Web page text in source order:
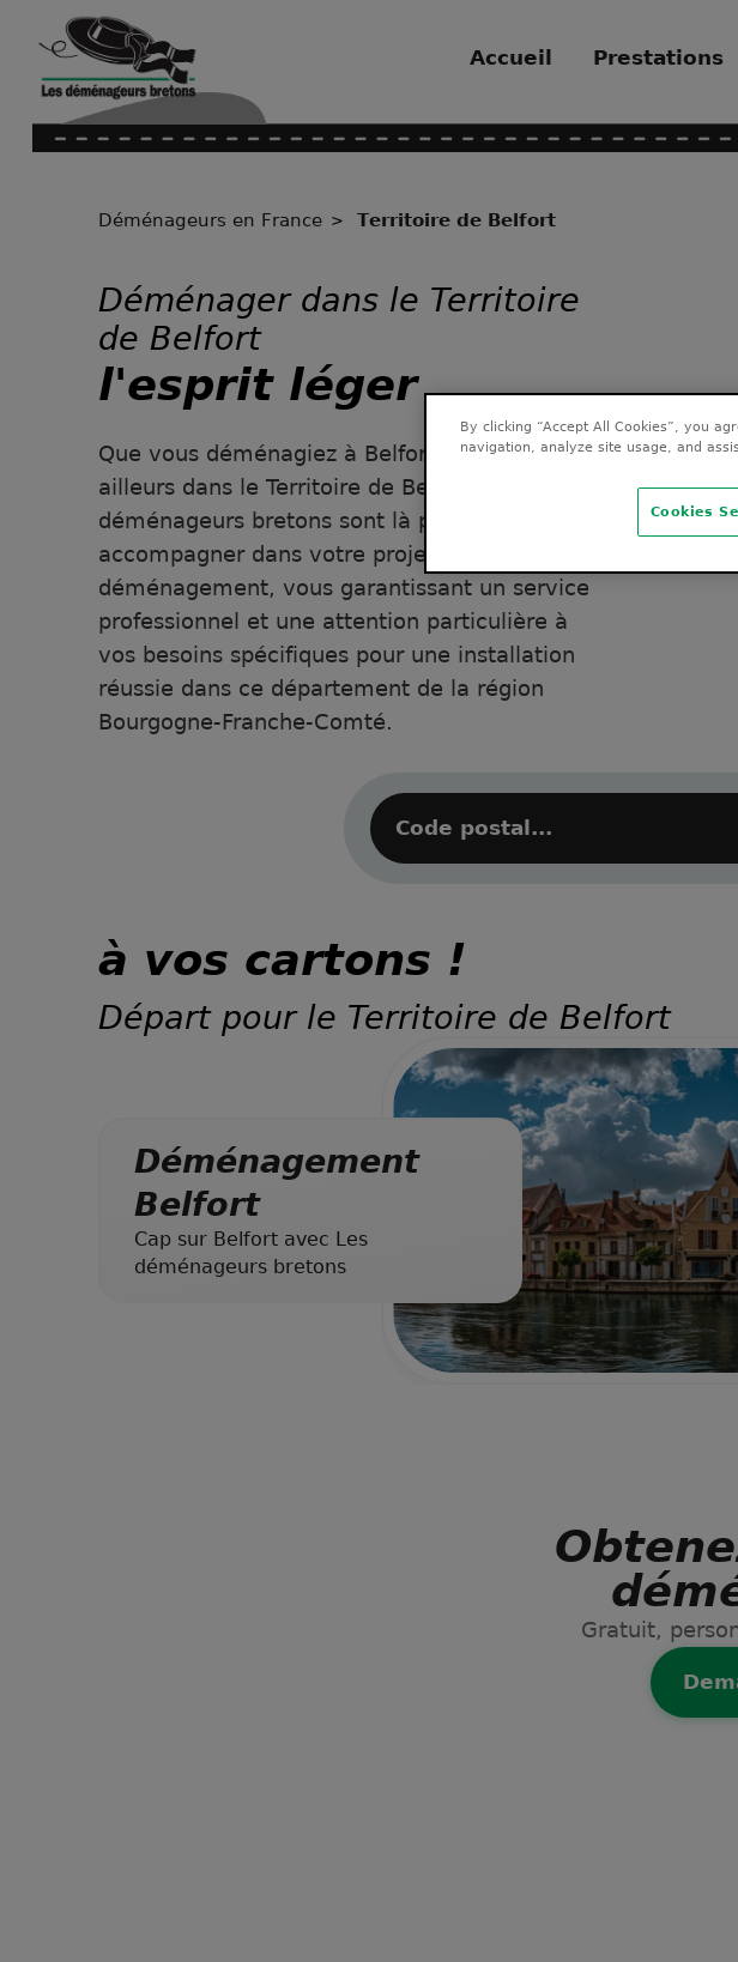
Accueil Prestations
Déménageurs en France Territoire de Belfort
Déménager dans le Territoire
de Belfort
l'esprit léger
Que vous déménagiez à Belfort, à Delle ou
ailleurs dans le Territoire de Belfort, Les
déménageurs bretons sont là pour vous
accompagner dans votre projet de
déménagement, vous garantissant un service
professionnel et une attention particulière à
vos besoins spécifiques pour une installation
réussie dans ce département de la région
Bourgogne-Franche-Comté.
à vos cartons !
Départ pour le Territoire de Belfort
Déménagement
Belfort
Cap sur Belfort avec Les
déménageurs bretons
Gratuit,
By clicking “Accept All Cookies”, you
navigation, analyze site usage, and
Cookies